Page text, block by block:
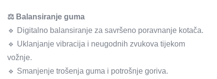
⚖️ Balansiranje guma
🔹 Digitalno balansiranje za savršeno poravnanje kotača.
🔹 Uklanjanje vibracija i neugodnih zvukova tijekom
vožnje.
🔹 Smanjenje trošenja guma i potrošnje goriva.